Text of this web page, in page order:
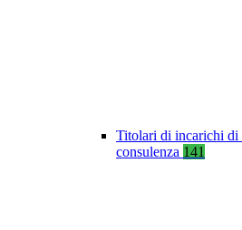
Titolari di incarichi di
consulenza 141